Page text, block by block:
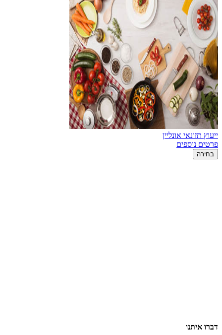
ייעוץ תזונאי אונליין
פרטים נוספים
בחירה
דברו איתנו